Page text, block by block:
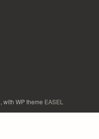
with WP theme EASEL